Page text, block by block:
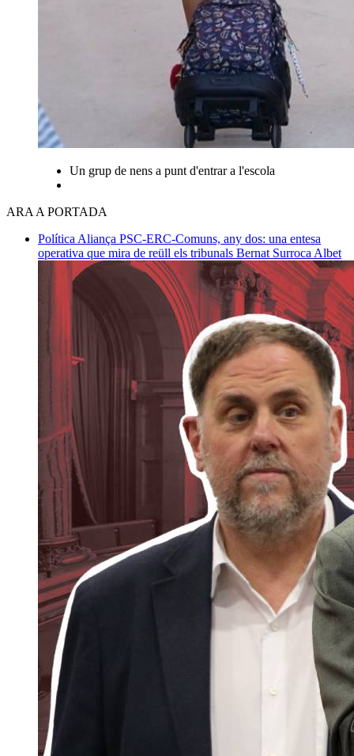
Un grup de nens a punt d'entrar a l'escola
ARA A PORTADA
Política Aliança PSC-ERC-Comuns, any dos: una entesa
operativa que mira de reüll els tribunals Bernat Surroca Albet